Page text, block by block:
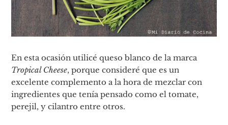
En esta ocasión utilicé queso blanco de la marca
Tropical Cheese, porque consideré que es un
excelente complemento a la hora de mezclar con
ingredientes que tenía pensado como el tomate,
perejil, y cilantro entre otros.